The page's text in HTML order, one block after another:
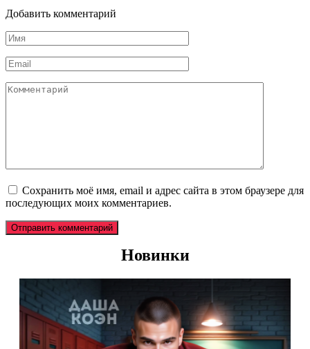
Добавить комментарий
Имя
*
Email
*
Комментарий
Сохранить моё имя, email и адрес сайта в этом браузере для
последующих моих комментариев.
Новинки